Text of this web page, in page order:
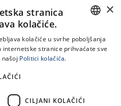
CROATIAN
×
stranica
kolačiće.
kolačiće u svrhe poboljšanja
internetske stranice prihvaćate sve
našoj Politici kolačića.
CILJANI KOLAČIĆI